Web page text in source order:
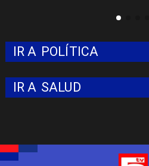
IR A POLÍTICA
IR A SALUD